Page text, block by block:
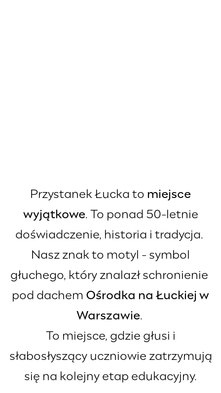
Przystanek Łucka to miejsce
wyjątkowe. To ponad 50-letnie
doświadczenie, historia i tradycja.
Nasz znak to motyl - symbol
głuchego, który znalazł schronienie
pod dachem Ośrodka na Łuckiej w
Warszawie.
To miejsce, gdzie głusi i
słabosłyszący uczniowie zatrzymują
się na kolejny etap edukacyjny.